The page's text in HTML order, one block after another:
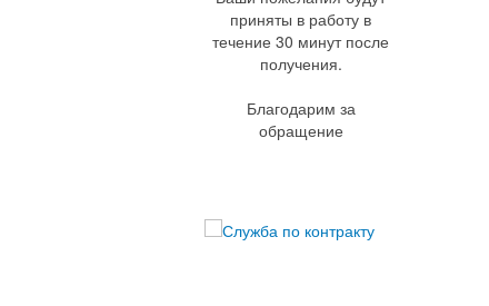
приняты в работу в
течение 30 минут после
получения.
Благодарим за
обращение